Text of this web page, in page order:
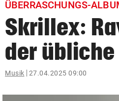
bookmark
search
Suchbegriff
eingeben
ÜBERRASCHUNGS-
Skrillex:
der übliche
Musik 27.04.2025 09:00